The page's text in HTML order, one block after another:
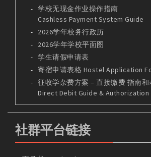
学校无现金作业操作指南
Cashless Payment System Guide
2026学年校务行政历
2026学年学校平面图
学生请假申请表
寄宿申请表格 Hostel Application
征收学杂费方案 – 直接缴费 指南和
Direct Debit Guide & Authorization
社群平台链接